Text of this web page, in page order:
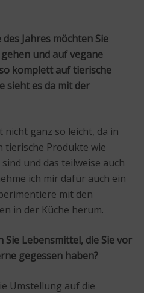
Jahres möchten Sie
und auf vegane
komplett auf tierische
sieht es da mit der
nicht ganz so leicht, da in
tierische Produkte wie
und das teilweise auch
ich mir dafür auch ein
mit den
in der Küche herum.
Lebensmittel, die Sie vor
gegessen haben?
Umstellung auf die